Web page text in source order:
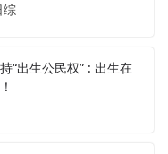
综
“出生公民权” : 出生在